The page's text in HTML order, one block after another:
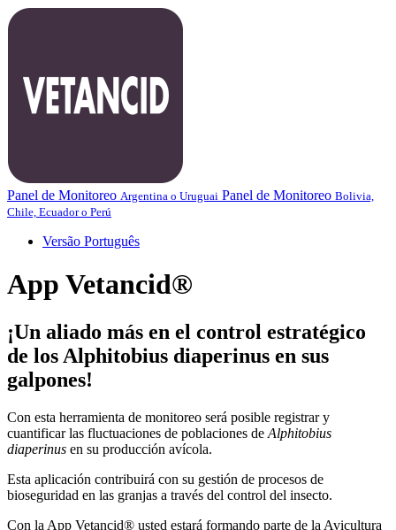
Panel de Monitoreo Argentina o Uruguai Panel de Monitoreo Bolivia,
Chile, Ecuador o Perú
Versão Português
App Vetancid®
¡Un aliado más en el control estratégico
de los Alphitobius diaperinus en sus
galpones!
Con esta herramienta de monitoreo será posible registrar y
cuantificar las fluctuaciones de poblaciones de Alphitobius
diaperinus en su producción avícola.
Esta aplicación contribuirá con su gestión de procesos de
bioseguridad en las granjas a través del control del insecto.
Con la App Vetancid® usted estará formando parte de la Avicultura